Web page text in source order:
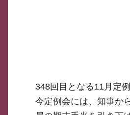
348回目となる11月定
今定例会には、知事か